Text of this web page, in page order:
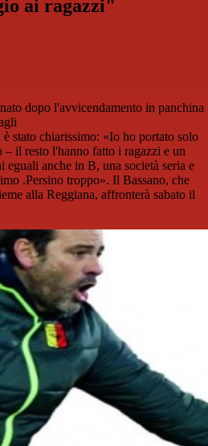
ai ragazzi"
dopo l'avvicendamento in panchina
stato chiarissimo: «Io ho portato solo
– il resto l'hanno fatto i ragazzi e un
eguali anche in B, una società seria e
.Persino troppo». Il Bassano, che
alla Reggiana, affronterà sabato il